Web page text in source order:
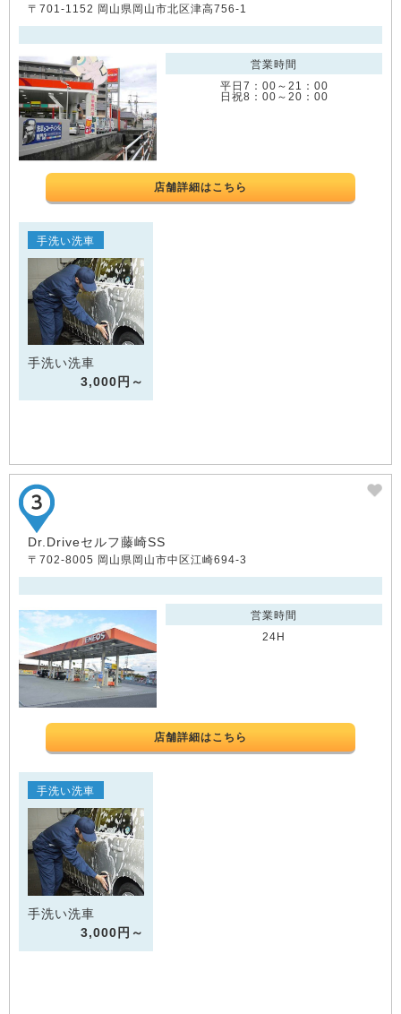
〒701-1152 岡山県岡山市北区津高756-1
営業時間
平日7：00～21：00
日祝8：00～20：00
店舗詳細はこちら
手洗い洗車
手洗い洗車
3,000円～
Dr.Driveセルフ藤崎SS
〒702-8005 岡山県岡山市中区江崎694-3
営業時間
24H
店舗詳細はこちら
手洗い洗車
手洗い洗車
3,000円～